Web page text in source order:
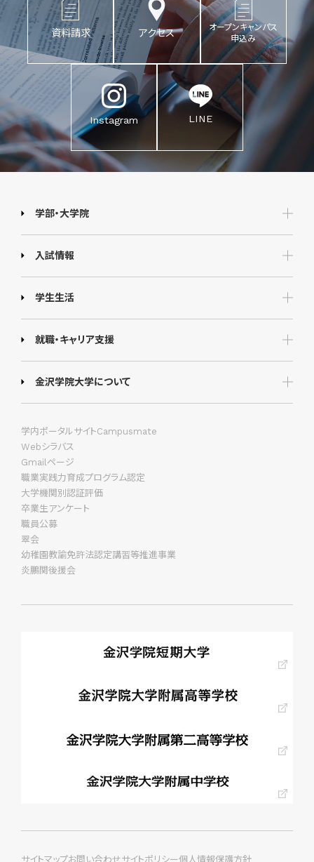
資料請求 アクセス
オープンキャンパス
申込み
Instagram LINE
学部・大学院
入試情報
学生生活
就職・キャリア支援
金沢学院大学について
学内ポータルサイトCampusmate
Webシラバス
Gmailページ
職業実践力育成プログラム認定
大学機関別認証評価
卒業生アンケート
職員公募
翠会
幼稚園教諭免許法認定講習等推進事業
炎鵬関後援会
サイトマップお問い合わせサイトポリシー個人情報保護方針